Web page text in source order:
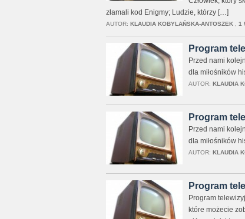
złamali kod Enigmy; Ludzie, którzy […]
AUTOR: KLAUDIA KOBYLAŃSKA-ANTOSZEK, 1
Program
Przed nami
dla miłośników
AUTOR: KLAUDIA
Program
Przed nami
dla miłośników
AUTOR: KLAUDIA
Program
Program
które możecie